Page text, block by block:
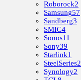
Roborock2
Samsung57
Sandberg3
SMIC4
Sonos11
Sony39
Starlink1
SteelSeries2
Synology2